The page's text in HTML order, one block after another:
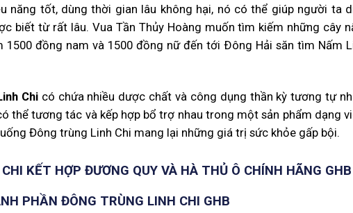
năng tốt, dùng thời gian lâu không hại, nó có thể giúp người ta
biết từ rất lâu. Vua Tần Thủy Hoàng muốn tìm kiếm những cây
1500 đồng nam và 1500 đồng nữ đến tới Ðông Hải săn tìm Nấm
Chicó chứa nhiều dược chất và công dụng thần kỳ tương tự
thể tương tác và kếp hợp bổ trợ nhau trong một sản phẩm dạng
Đông trùng Linh Chi mang lại những giá trị sức khỏe gấp bội.
KẾT HỢP ĐƯƠNG QUY VÀ HÀ THỦ Ô CHÍNH HÃNG GHB
PHẦN ĐÔNG TRÙNG LINH CHI GHB